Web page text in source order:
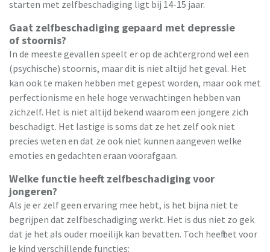
starten met zelfbeschadiging ligt bij 14-15 jaar.
Gaat zelfbeschadiging gepaard met depressie
of stoornis?
In de meeste gevallen speelt er op de achtergrond wel een
(psychische) stoornis, maar dit is niet altijd het geval. Het
kan ook te maken hebben met gepest worden, maar ook met
perfectionisme en hele hoge verwachtingen hebben van
zichzelf. Het is niet altijd bekend waarom een jongere zich
beschadigt. Het lastige is soms dat ze het zelf ook niet
precies weten en dat ze ook niet kunnen aangeven welke
emoties en gedachten eraan voorafgaan.
Welke functie heeft zelfbeschadiging voor
jongeren?
Als je er zelf geen ervaring mee hebt, is het bijna niet te
begrijpen dat zelfbeschadiging werkt. Het is dus niet zo gek
dat je het als ouder moeilijk kan bevatten. Toch heeft het voor
je kind verschillende functies: